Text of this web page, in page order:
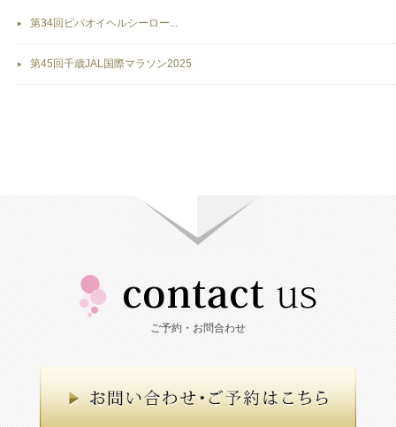
第34回ピパオイヘルシーロー...
第45回千歳JAL国際マラソン2025
ご予約・お問合わせ